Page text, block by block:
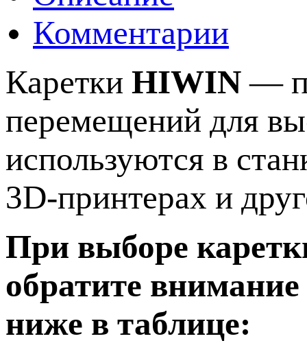
Комментарии
Каретки HIWIN —
перемещений для
используются в
3D-принтерах и
При выборе
обратите
ниже в таблице: